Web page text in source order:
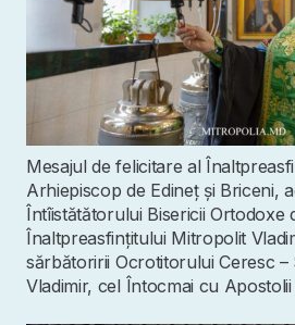
Mesajul de felicitare al
Arhiepiscop de Edineț și Briceni,
Întîistătătorului Bisericii Ortodoxe
Înaltpreasfințitului Mitropolit
sărbătoririi Ocrotitorului Ceresc
Vladimir, cel Întocmai cu Apostolii